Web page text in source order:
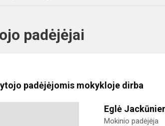
padėjėjai
padėjėjomis mokykloje dirba
Eglė
Mokinio padėjėja